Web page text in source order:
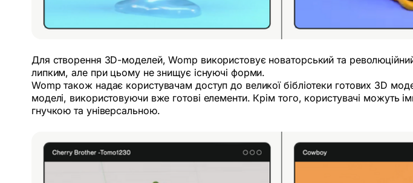
Для створення 3D-моделей, Womp використовує новаторський та
липким, але при цьому не знищує існуючі форми.
Womp також надає користувачам доступ до великої бібліотеки готових 3D
моделі, використовуючи вже готові елементи. Крім того, користувачі можуть
гнучкою та універсальною.